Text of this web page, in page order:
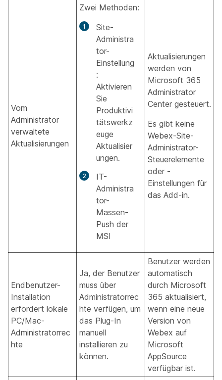
Vom
Administrator
verwaltete
Aktualisierungen
Zwei Methoden:
Site-
Administra
tor-
Einstellung
:
Aktivieren
Sie
Produktivi
tätswerkz
euge
Aktualisier
ungen.
IT-
Administra
tor-
Massen-
Push der
MSI
Aktualisierungen
werden von
Microsoft 365
Administrator
Center gesteuert.
Es gibt keine
Webex-Site-
Administrator-
Steuerelemente
oder -
Einstellungen für
das Add-in.
Endbenutzer-
Installation
erfordert lokale
PC/Mac-
Administratorrec
hte
Ja, der Benutzer
muss über
Administratorrec
hte verfügen, um
das Plug-In
manuell
installieren zu
können.
Benutzer werden
automatisch
durch Microsoft
365 aktualisiert,
wenn eine neue
Version von
Webex auf
Microsoft
AppSource
verfügbar ist.